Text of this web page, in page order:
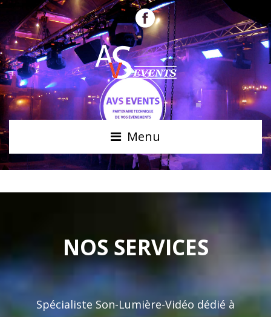
Menu
NOS SERVICES
Spécialiste Son-Lumière-Vidéo dédié à